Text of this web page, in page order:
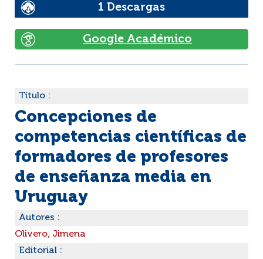
1 Descargas
Google Académico
Título :
Concepciones de
competencias científicas de
formadores de profesores
de enseñanza media en
Uruguay
Autores :
Olivero, Jimena
Editorial :